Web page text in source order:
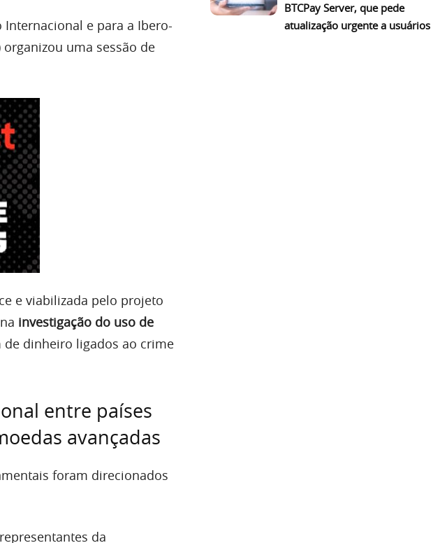
Internacional e para a Ibero-
uma sessão de
e viabilizada pelo projeto
investigação do uso de
de dinheiro ligados ao crime
entre países
avançadas
foram direcionados
da
BTCPay Server, que pede
atualização urgente a usuários